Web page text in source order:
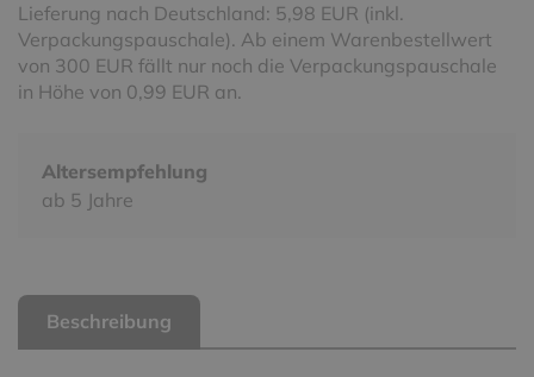
Lieferung nach Deutschland: 5,98 EUR (inkl.
Verpackungspauschale). Ab einem Warenbestellwert
von 300 EUR fällt nur noch die Verpackungspauschale
in Höhe von 0,99 EUR an.
Altersempfehlung
ab 5 Jahre
Beschreibung